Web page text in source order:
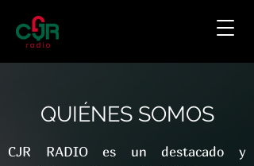
QUIÉNES SOMOS
CJR RADIO es un destacado y